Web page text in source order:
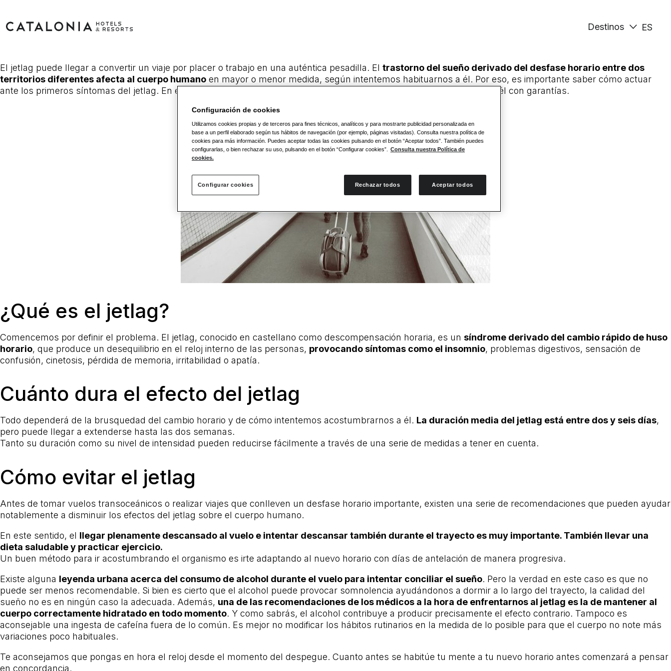
Destinos ES
El jetlag puede llegar a convertir un viaje por placer o trabajo en una auténtica pesadilla. El trastorno del sueño derivado del desfase horario entre dos
territorios diferentes afecta al cuerpo humano en mayor o menor medida, según intentemos habituarnos a él. Por eso, es importante saber cómo actuar
ante los primeros síntomas del jetlag. En este post vamos a ofrecerte toda la información necesaria para enfrentarte a él con garantías.
¿Qué es el jetlag?
Comencemos por definir el problema. El jetlag, conocido en castellano como descompensación horaria, es un síndrome derivado del cambio rápido de huso
horario, que produce un desequilibrio en el reloj interno de las personas, provocando síntomas como el insomnio, problemas digestivos, sensación de
confusión, cinetosis, pérdida de memoria, irritabilidad o apatía.
Cuánto dura el efecto del jetlag
Todo dependerá de la brusquedad del cambio horario y de cómo intentemos acostumbrarnos a él. La duración media del jetlag está entre dos y seis días,
pero puede llegar a extenderse hasta las dos semanas.
Tanto su duración como su nivel de intensidad pueden reducirse fácilmente a través de una serie de medidas a tener en cuenta.
Cómo evitar el jetlag
Antes de tomar vuelos transoceánicos o realizar viajes que conlleven un desfase horario importante, existen una serie de recomendaciones que pueden ayudar
notablemente a disminuir los efectos del jetlag sobre el cuerpo humano.
En este sentido, el llegar plenamente descansado al vuelo e intentar descansar también durante el trayecto es muy importante. También llevar una
dieta saludable y practicar ejercicio.
Un buen método para ir acostumbrando el organismo es irte adaptando al nuevo horario con días de antelación de manera progresiva.
Existe alguna leyenda urbana acerca del consumo de alcohol durante el vuelo para intentar conciliar el sueño. Pero la verdad en este caso es que no
puede ser menos recomendable. Si bien es cierto que el alcohol puede provocar somnolencia ayudándonos a dormir a lo largo del trayecto, la calidad del
sueño no es en ningún caso la adecuada. Además, una de las recomendaciones de los médicos a la hora de enfrentarnos al jetlag es la de mantener al
cuerpo correctamente hidratado en todo momento. Y como sabrás, el alcohol contribuye a producir precisamente el efecto contrario. Tampoco es
aconsejable una ingesta de cafeína fuera de lo común. Es mejor no modificar los hábitos rutinarios en la medida de lo posible para que el cuerpo no note más
variaciones poco habituales.
Te aconsejamos que pongas en hora el reloj desde el momento del despegue. Cuanto antes se habitúe tu mente a tu nuevo horario antes comenzará a pensar
en concordancia.
Configuración de cookies
Utilizamos cookies propias y de terceros para fines técnicos, analíticos y para mostrarte publicidad personalizada en
base a un perfil elaborado según tus hábitos de navegación (por ejemplo, páginas visitadas). Consulta nuestra política de
cookies para más información. Puedes aceptar todas las cookies pulsando en el botón “Aceptar todos”. También puedes
configurarlas, o bien rechazar su uso, pulsando en el botón “Configurar cookies”.
Consulta nuestra Política de
cookies.
Configurar cookies Rechazar todos Aceptar todos